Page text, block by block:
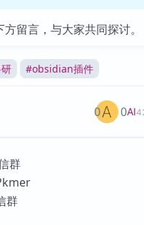
留言，与大家共同探讨。
#obsidian插件
AI
0 0
群